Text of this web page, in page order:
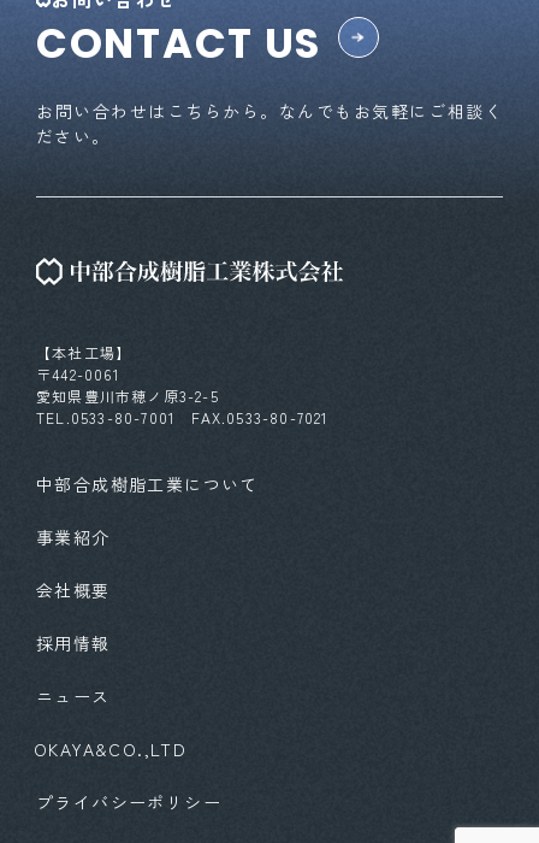
CONTACT US
お問い合わせはこちらから。なんでもお気軽にご相談く
ださい。
【本社工場】
〒442-0061
愛知県豊川市穂ノ原3-2-5
TEL.0533-80-7001 FAX.0533-80-7021
中部合成樹脂工業について
事業紹介
会社概要
採用情報
ニュース
OKAYA&CO.,LTD
プライバシーポリシー